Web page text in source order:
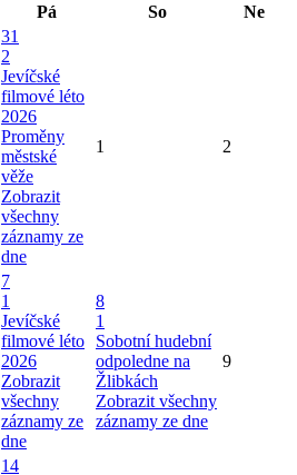
Pá So Ne
31
2
Jevíčské
filmové léto
2026
Proměny
městské
věže
Zobrazit
všechny
záznamy ze
dne
1 2
7
1
Jevíčské
filmové léto
2026
Zobrazit
všechny
záznamy ze
dne
8
1
Sobotní hudební
odpoledne na
Žlibkách
Zobrazit všechny
záznamy ze dne
9
14